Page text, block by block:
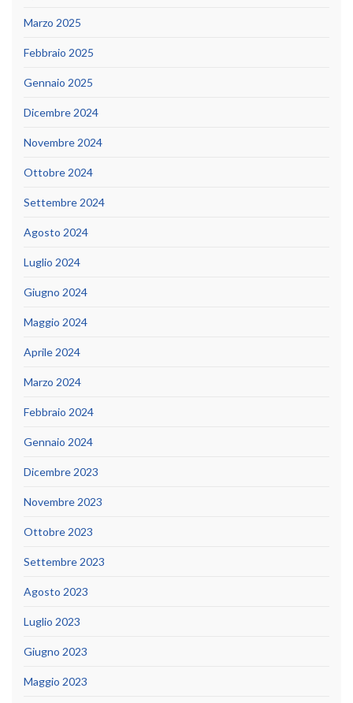
Marzo 2025
Febbraio 2025
Gennaio 2025
Dicembre 2024
Novembre 2024
Ottobre 2024
Settembre 2024
Agosto 2024
Luglio 2024
Giugno 2024
Maggio 2024
Aprile 2024
Marzo 2024
Febbraio 2024
Gennaio 2024
Dicembre 2023
Novembre 2023
Ottobre 2023
Settembre 2023
Agosto 2023
Luglio 2023
Giugno 2023
Maggio 2023